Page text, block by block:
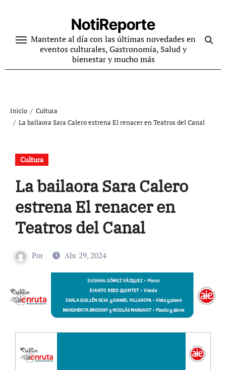
contenido
NotiReporte
Mantente al día con las últimas novedades en
eventos culturales, Gastronomía, Salud y
bienestar y mucho más
Inicio
Cultura
La bailaora Sara Calero estrena El renacer en Teatros del Canal
Cultura
La bailaora Sara Calero
estrena El renacer en
Teatros del Canal
Por Abr 29, 2024